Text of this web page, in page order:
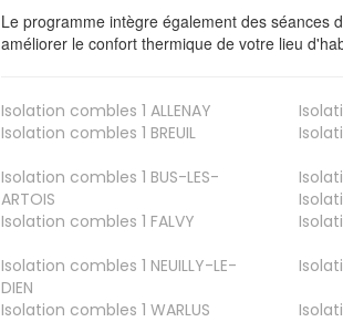
Le programme intègre également des séances
améliorer le confort thermique de votre lieu
Isolation combles 1 ALLENAY
Isolation combles 1 BREUIL
Isolation combles 1 BUS-LES-
ARTOIS
Isolation combles 1 FALVY
Isolation combles 1 NEUILLY-LE-
DIEN
Isolation combles 1 WARLUS